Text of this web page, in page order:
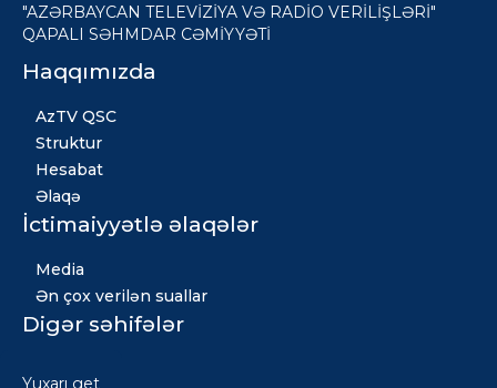
"AZƏRBAYCAN TELEVİZİYA VƏ RADİO VERİLİŞLƏRİ"
QAPALI SƏHMDAR CƏMİYYƏTİ
Haqqımızda
AzTV QSC
Struktur
Hesabat
Əlaqə
İctimaiyyətlə əlaqələr
Media
Ən çox verilən suallar
Digər səhifələr
Yuxarı get